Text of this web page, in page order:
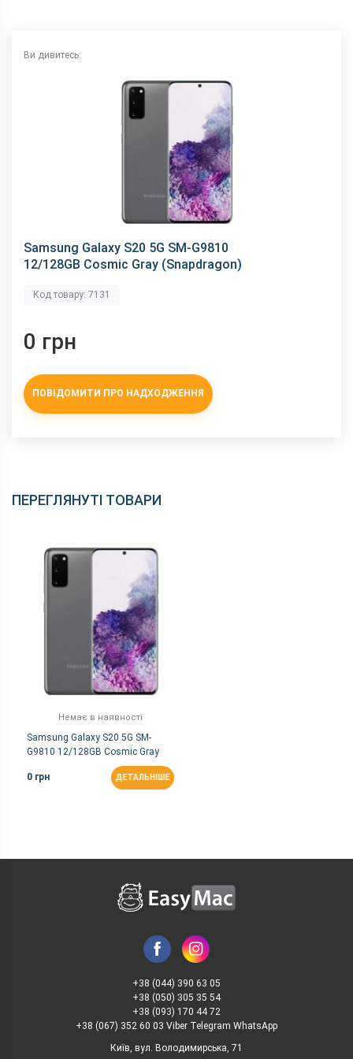
немає
Характеристики та комплектацію товару виробник може
змінити без повідомлення.
Ви дивитесь:
Samsung Galaxy S20 5G SM-G9810
12/128GB Cosmic Gray (Snapdragon)
Код товару: 7131
0 грн
ПОВІДОМИТИ ПРО НАДХОДЖЕННЯ
ПЕРЕГЛЯНУТІ ТОВАРИ
Немає в наявності
Samsung Galaxy S20 5G SM-
G9810 12/128GB Cosmic Gray
0 грн
ДЕТАЛЬНІШЕ
+38 (044) 390 63 05
+38 (050) 305 35 54
+38 (093) 170 44 72
+38 (067) 352 60 03 Viber Telegram WhatsApp
Київ, вул. Володимирська, 71